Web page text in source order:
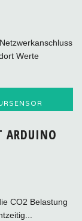
Werte
ARDUINO
CO2 Belastung